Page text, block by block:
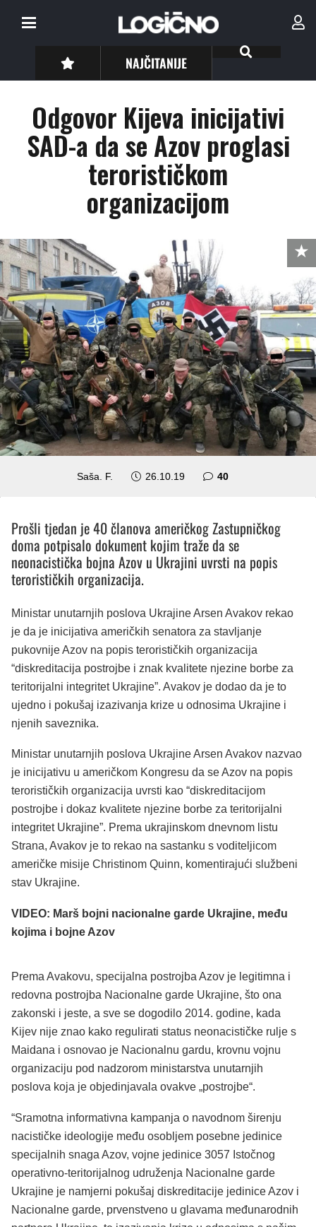
NAJČITANIJE
Odgovor Kijeva inicijativi
SAD-a da se Azov proglasi
terorističkom
organizacijom
Saša. F. 26.10.19 40komentara
Prošli tjedan je 40 članova američkog Zastupničkog
doma potpisalo dokument kojim traže da se
neonacistička bojna Azov u Ukrajini uvrsti na popis
terorističkih organizacija.
Ministar unutarnjih poslova Ukrajine Arsen Avakov rekao
je da je inicijativa američkih senatora za stavljanje
pukovnije Azov na popis terorističkih organizacija
“diskreditacija postrojbe i znak kvalitete njezine borbe za
teritorijalni integritet Ukrajine”. Avakov je dodao da je to
ujedno i pokušaj izazivanja krize u odnosima Ukrajine i
njenih saveznika.
Ministar unutarnjih poslova Ukrajine Arsen Avakov nazvao
je inicijativu u američkom Kongresu da se Azov na popis
terorističkih organizacija uvrsti kao “diskreditacijom
postrojbe i dokaz kvalitete njezine borbe za teritorijalni
integritet Ukrajine”. Prema ukrajinskom dnevnom listu
Strana, Avakov je to rekao na sastanku s voditeljicom
američke misije Christinom Quinn, komentirajući službeni
stav Ukrajine.
VIDEO: Marš bojni nacionalne garde Ukrajine, među
kojima i bojne Azov
Prema Avakovu, specijalna postrojba Azov je legitimna i
redovna postrojba Nacionalne garde Ukrajine, što ona
zakonski i jeste, a sve se dogodilo 2014. godine, kada
Kijev nije znao kako regulirati status neonacističke rulje s
Maidana i osnovao je Nacionalnu gardu, krovnu vojnu
organizaciju pod nadzorom ministarstva unutarnjih
poslova koja je objedinjavala ovakve „postrojbe“.
“Sramotna informativna kampanja o navodnom širenju
nacističke ideologije među osobljem posebne jedinice
specijalnih snaga Azov, vojne jedinice 3057 Istočnog
operativno-teritorijalnog udruženja Nacionalne garde
Ukrajine je namjerni pokušaj diskreditacije jedinice Azov i
Nacionalne garde, prvenstveno u glavama međunarodnih